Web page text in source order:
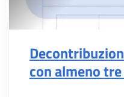
con almeno